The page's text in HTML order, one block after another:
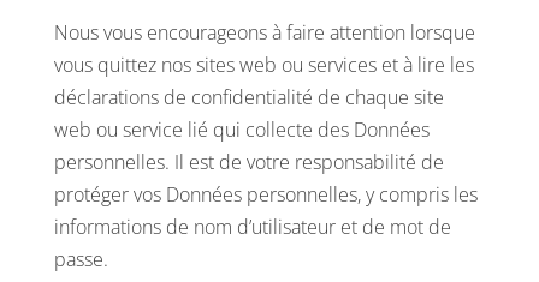
Nous vous encourageons à faire attention lorsque
vous quittez nos sites web ou services et à lire les
déclarations de confidentialité de chaque site
web ou service lié qui collecte des Données
personnelles. Il est de votre responsabilité de
protéger vos Données personnelles, y compris les
informations de nom d’utilisateur et de mot de
passe.